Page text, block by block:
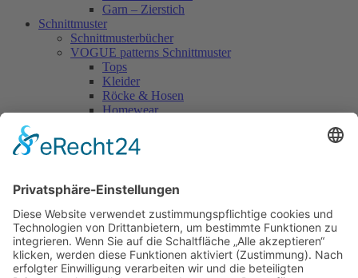
Garn – Zierstich
Schnittmuster
Schnittmusterbücher
VOGUE patterns Schnittmuster
Tops
Kleider
Röcke & Hosen
Homewear
Vogue Vintage
Herren
Accessoires
Einzelschnittmuster Burda
Tops
Kleider
Röcke & Hosen
Homewear
Jacken & Mäntel